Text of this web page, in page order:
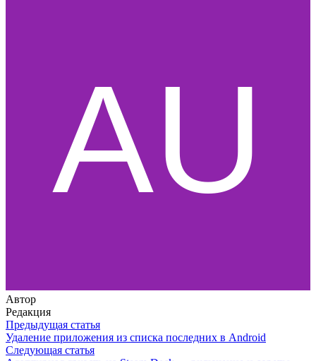
Автор
Редакция
Предыдущая статья
Удаление приложения из списка последних в Android
Следующая статья